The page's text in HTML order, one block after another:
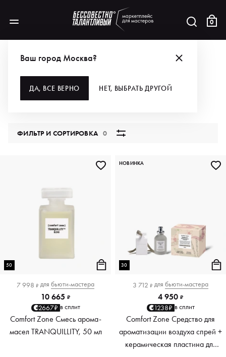
0
Ваш город Москва?
ДА, ВСЕ ВЕРНО НЕТ, ВЫБРАТЬ ДРУГОЙ
ПАРФЮМЕРИЯ
ФИЛЬТР И СОРТИРОВКА0
50
7 998 ₽ для бьюти-мастера
10 665 ₽
2667₽ в сплит
Comfort Zone Смесь арома-
масел TRANQUILLITY, 50 мл
30
3 712 ₽ для бьюти-мастера
4 950 ₽
1238₽ в сплит
Comfort Zone Средство для
ароматизации воздуха спрей +
керамическая пластина для
НОВИНКА